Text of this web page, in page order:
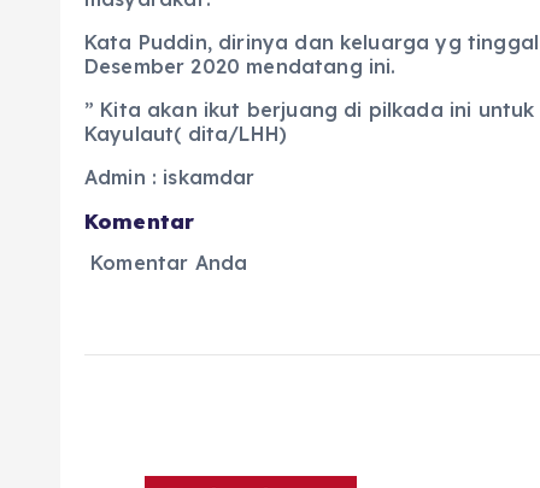
Kata Puddin, dirinya dan keluarga yg
Desember 2020 mendatang ini.
” Kita akan ikut berjuang di pilkada ini
Kayulaut( dita/LHH)
Admin : iskamdar
Komentar
Komentar Anda